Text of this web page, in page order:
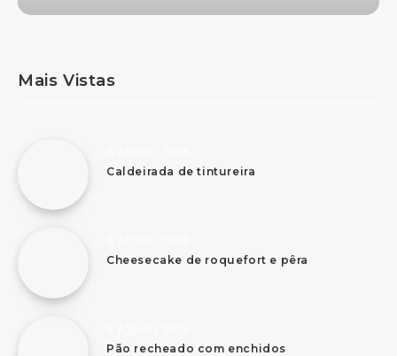
Mais Vistas
Caldeirada de tintureira
Cheesecake de roquefort e pêra
Pão recheado com enchidos